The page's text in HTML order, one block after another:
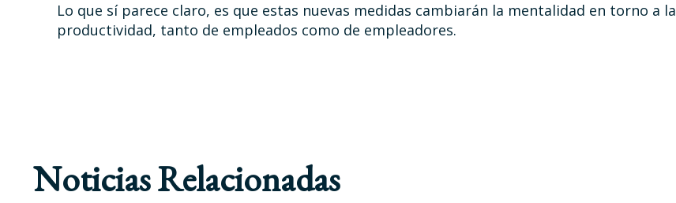
Lo que sí parece claro, es que estas nuevas medidas cambiarán la mentalidad en torno a la
productividad, tanto de empleados como de empleadores.
Noticias Relacionadas